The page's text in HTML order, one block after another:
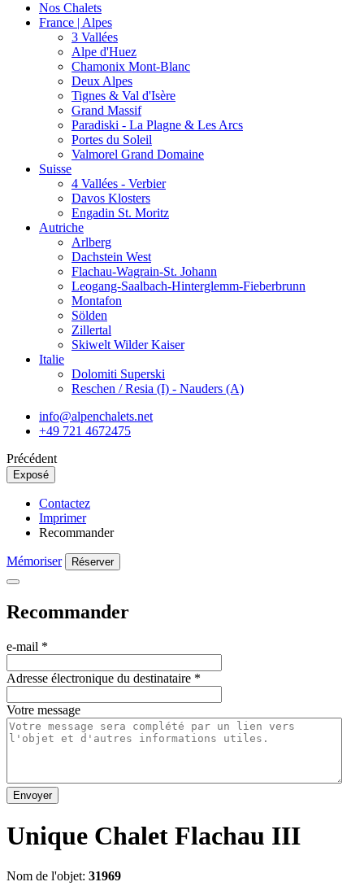
Nos Chalets
France | Alpes
3 Vallées
Alpe d'Huez
Chamonix Mont-Blanc
Deux Alpes
Tignes & Val d'Isère
Grand Massif
Paradiski - La Plagne & Les Arcs
Portes du Soleil
Valmorel Grand Domaine
Suisse
4 Vallées - Verbier
Davos Klosters
Engadin St. Moritz
Autriche
Arlberg
Dachstein West
Flachau-Wagrain-St. Johann
Leogang-Saalbach-Hinterglemm-Fieberbrunn
Montafon
Sölden
Zillertal
Skiwelt Wilder Kaiser
Italie
Dolomiti Superski
Reschen / Resia (I) - Nauders (A)
info@alpenchalets.net
+49 721 4672475
Précédent
Exposé
Contactez
Imprimer
Recommander
Mémoriser Réserver
Recommander
e-mail *
Adresse électronique du destinataire *
Votre message
Envoyer
Unique Chalet Flachau III
Nom de l'objet: 31969